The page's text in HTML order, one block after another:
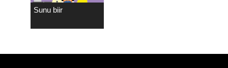
Sunu biir